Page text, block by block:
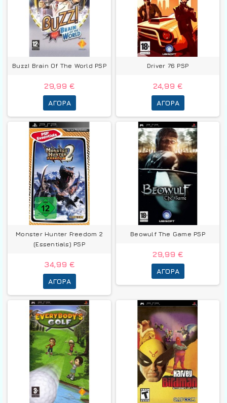
Buzz! Brain Of The World PSP
29,99 €
ΑΓΟΡΆ
Driver 76 PSP
24,99 €
ΑΓΟΡΆ
Monster Hunter Freedom 2
(Essentials) PSP
34,99 €
ΑΓΟΡΆ
Beowulf The Game PSP
29,99 €
ΑΓΟΡΆ